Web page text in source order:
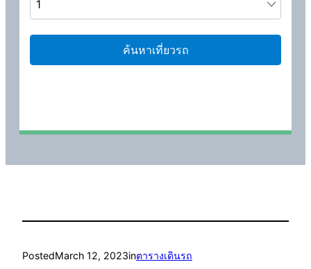
PostedMarch 12, 2023inตารางเดินรถ